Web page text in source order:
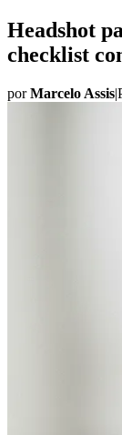
Headshot
checklist
porMarcelo Assis|